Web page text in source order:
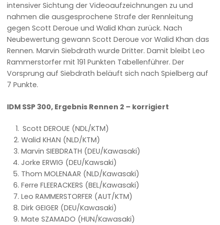
intensiver Sichtung der Videoaufzeichnungen zu und
nahmen die ausgesprochene Strafe der Rennleitung
gegen Scott Deroue und Walid Khan zurück. Nach
Neubewertung gewann Scott Deroue vor Walid Khan das
Rennen. Marvin Siebdrath wurde Dritter. Damit bleibt Leo
Rammerstorfer mit 191 Punkten Tabellenführer. Der
Vorsprung auf Siebdrath beläuft sich nach Spielberg auf
7 Punkte.
IDM SSP 300, Ergebnis Rennen 2 – korrigiert
Scott DEROUE (NDL/KTM)
Walid KHAN (NLD/KTM)
Marvin SIEBDRATH (DEU/Kawasaki)
Jorke ERWIG (DEU/Kawsaki)
Thom MOLENAAR (NLD/Kawasaki)
Ferre FLEERACKERS (BEL/Kawasaki)
Leo RAMMERSTORFER (AUT/KTM)
Dirk GEIGER (DEU/Kawasaki)
Mate SZAMADO (HUN/Kawasaki)